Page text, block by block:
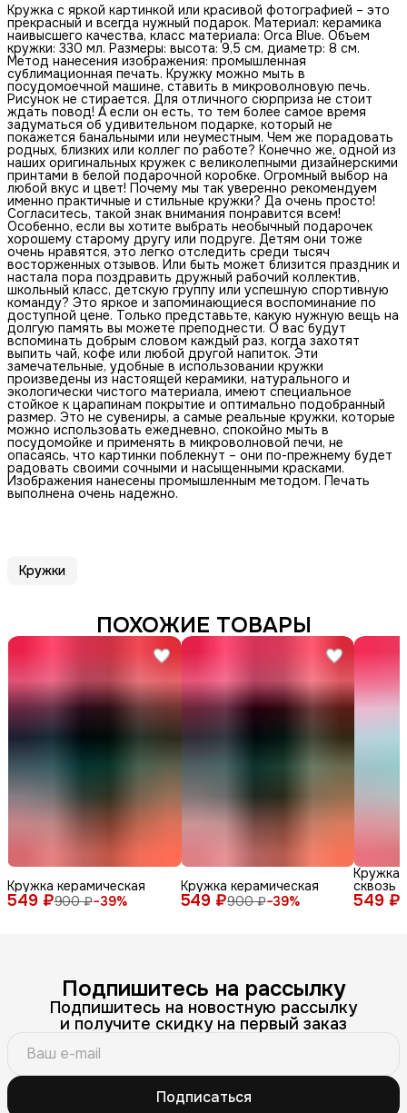
Кружка с яркой картинкой или красивой фотографией – это
прекрасный и всегда нужный подарок. Материал: керамика
наивысшего качества, класс материала: Orca Blue. Объем
кружки: 330 мл. Размеры: высота: 9,5 см, диаметр: 8 см.
Метод нанесения изображения: промышленная
сублимационная печать. Кружку можно мыть в
посудомоечной машине, ставить в микроволновую печь.
Рисунок не стирается. Для отличного сюрприза не стоит
ждать повод! А если он есть, то тем более самое время
задуматься об удивительном подарке, который не
покажется банальными или неуместным. Чем же порадовать
родных, близких или коллег по работе? Конечно же, одной из
наших оригинальных кружек с великолепными дизайнерскими
принтами в белой подарочной коробке. Огромный выбор на
любой вкус и цвет! Почему мы так уверенно рекомендуем
именно практичные и стильные кружки? Да очень просто!
Согласитесь, такой знак внимания понравится всем!
Особенно, если вы хотите выбрать необычный подарочек
хорошему старому другу или подруге. Детям они тоже
очень нравятся, это легко отследить среди тысяч
восторженных отзывов. Или быть может близится праздник и
настала пора поздравить дружный рабочий коллектив,
школьный класс, детскую группу или успешную спортивную
команду? Это яркое и запоминающиеся воспоминание по
доступной цене. Только представьте, какую нужную вещь на
долгую память вы можете преподнести. О вас будут
вспоминать добрым словом каждый раз, когда захотят
выпить чай, кофе или любой другой напиток. Эти
замечательные, удобные в использовании кружки
произведены из настоящей керамики, натурального и
экологически чистого материала, имеют специальное
стойкое к царапинам покрытие и оптимально подобранный
размер. Это не сувениры, а самые реальные кружки, которые
можно использовать ежедневно, спокойно мыть в
посудомойке и применять в микроволновой печи, не
опасаясь, что картинки поблекнут – они по-прежнему будет
радовать своими сочными и насыщенными красками.
Изображения нанесены промышленным методом. Печать
выполнена очень надежно.
Кружки
ПОХОЖИЕ ТОВАРЫ
549 ₽900 ₽−39%
Кружка керамическая
549 ₽900 ₽−39%
Кружка керамическая
549 ₽
Кружка
сквозь
Подпишитесь на рассылку
Подпишитесь на новостную рассылку
и получите скидку на первый заказ
Подписаться